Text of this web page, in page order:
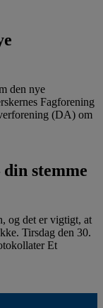
den nye
Fagforening
(DA) om
stemme
og det er vigtigt, at
Tirsdag den 30.
Et